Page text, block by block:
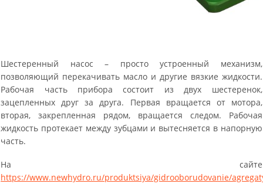
Шестеренный насос – просто устроенный механизм,
позволяющий перекачивать масло и другие вязкие жидкости.
Рабочая часть прибора состоит из двух шестеренок,
зацепленных друг за друга. Первая вращается от мотора,
вторая, закрепленная рядом, вращается следом. Рабочая
жидкость протекает между зубцами и вытесняется в напорную
часть.
На сайте
https://www.newhydro.ru/produktsiya/gidrooborudovanie/